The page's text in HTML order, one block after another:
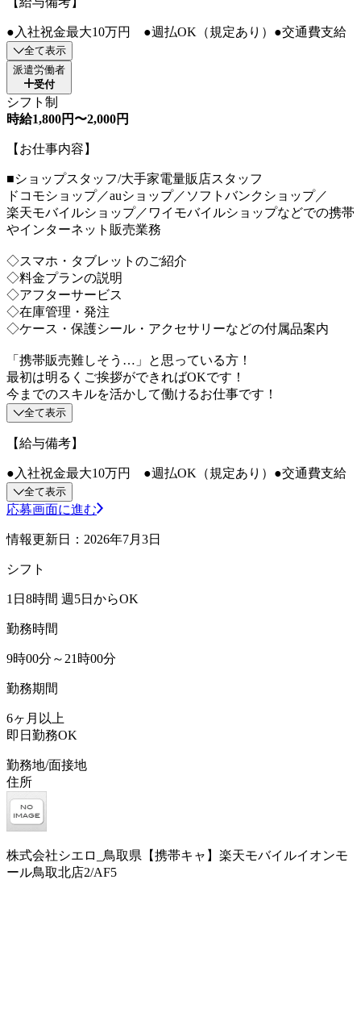
●入社祝金最大10万円 ●週払OK（規定あり）●交通費支給
全て表示
派遣労働者
受付
シフト制
時給1,800円〜2,000円
【お仕事内容】
■ショップスタッフ/大手家電量販店スタッフ
ドコモショップ／auショップ／ソフトバンクショップ／
楽天モバイルショップ／ワイモバイルショップなどでの携帯
やインターネット販売業務
◇スマホ・タブレットのご紹介
◇料金プランの説明
◇アフターサービス
◇在庫管理・発注
◇ケース・保護シール・アクセサリーなどの付属品案内
「携帯販売難しそう…」と思っている方！
最初は明るくご挨拶ができればOKです！
今までのスキルを活かして働けるお仕事です！
全て表示
【給与備考】
●入社祝金最大10万円 ●週払OK（規定あり）●交通費支給
全て表示
応募画面に進む
情報更新日：2026年7月3日
シフト
1日8時間 週5日からOK
勤務時間
9時00分～21時00分
勤務期間
6ヶ月以上
即日勤務OK
勤務地/面接地
住所
株式会社シエロ_鳥取県【携帯キャ】楽天モバイルイオンモ
ール鳥取北店2/AF5